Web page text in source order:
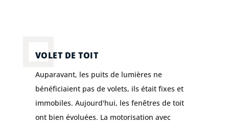
VOLET DE TOIT
Auparavant, les puits de lumières ne
bénéficiaient pas de volets, ils était fixes et
immobiles. Aujourd'hui, les fenêtres de toit
ont bien évoluées. La motorisation avec